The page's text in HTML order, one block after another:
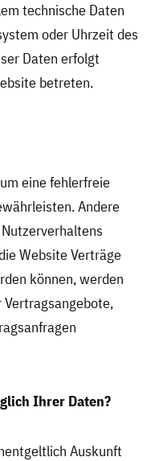
technische Daten
oder Uhrzeit des
Daten erfolgt
betreten.
eine fehlerfreie
Andere
Website Verträge
können, werden
Ihrer Daten?
Auskunft